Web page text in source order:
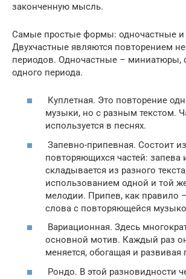
законченную мысль.
Самые простые формы: одночастные и
Двухчастные являются повторением
периодов. Одночастные – миниатюры,
одного периода.
Куплетная. Это повторение
музыки, но с разным текстом.
используется в песнях.
Запевно-припевная. Состоит
повторяющихся частей: запева
складывается из разного
использованием одной и той
мелодии. Припев, как правило
слова с повторяющейся
Вариационная. Здесь
основной мотив. Каждый раз
меняется, обогащая и
Рондо. В этой разновидности